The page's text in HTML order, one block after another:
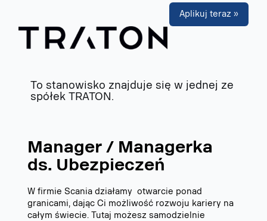
Aplikuj teraz »
To stanowisko znajduje się w jednej ze
spółek TRATON.
Manager / Managerka
ds. Ubezpieczeń
W firmie Scania działamy otwarcie ponad
granicami, dając Ci możliwość rozwoju kariery na
całym świecie. Tutaj możesz samodzielnie